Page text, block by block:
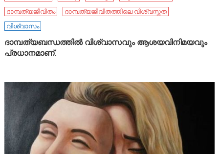
ദാമ്പത്യജീവിതം
ദാമ്പത്യജീവിതത്തിലെ വിശ്വസ്തത
വിശ്വാസം
ദാമ്പത്യബന്ധത്തിൽ വിശ്വാസവും ആശയവിനിമയവും
പ്രധാനമാണ്.